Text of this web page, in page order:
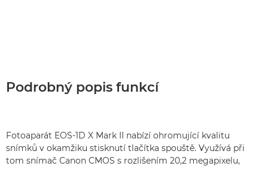
Podrobný popis funkcí
Fotoaparát EOS-1D X Mark II nabízí ohromující kvalitu
snímků v okamžiku stisknutí tlačítka spouště. Využívá při
tom snímač Canon CMOS s rozlišením 20,2 megapixelu,